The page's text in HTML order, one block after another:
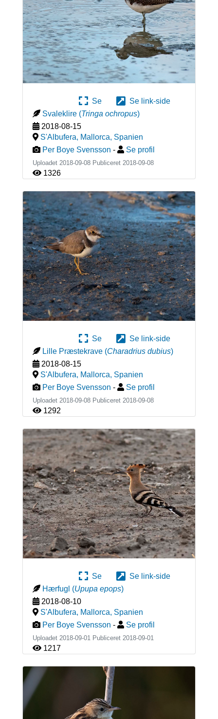
Se
Se link-side
Svaleklire (Tringa ochropus)
2018-08-15
S'Albufera, Mallorca, Spanien
Per Boye Svensson - Se profil
Uploadet 2018-09-08 Publiceret 2018-09-08
1326
Se
Se link-side
Lille Præstekrave (Charadrius dubius)
2018-08-15
S'Albufera, Mallorca, Spanien
Per Boye Svensson - Se profil
Uploadet 2018-09-08 Publiceret 2018-09-08
1292
Se
Se link-side
Hærfugl (Upupa epops)
2018-08-10
S'Albufera, Mallorca, Spanien
Per Boye Svensson - Se profil
Uploadet 2018-09-01 Publiceret 2018-09-01
1217